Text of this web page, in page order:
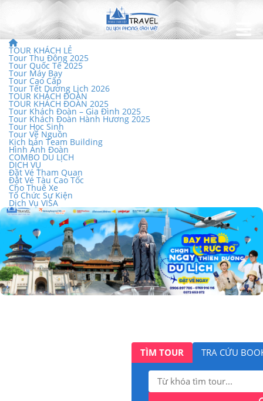
TOUR KHÁCH LẺ
Tour Thu Đông 2025
Tour Quốc Tế 2025
Tour Máy Bay
Tour Cao Cấp
Tour Tết Dương Lịch 2026
TOUR KHÁCH ĐOÀN
TOUR KHÁCH ĐOÀN 2025
Tour Khách Đoàn – Gia Đình 2025
Tour Khách Đoàn Hành Hương 2025
Tour Học Sinh
Tour Về Nguồn
Kịch bản Team Building
Hình Ảnh Đoàn
COMBO DU LỊCH
DỊCH VỤ
Đặt Vé Tham Quan
Đặt Vé Tàu Cao Tốc
Cho Thuê Xe
Tổ Chức Sự Kiện
Dịch Vụ VISA
TÌM TOUR TRA CỨU
Tìm
kiếm: